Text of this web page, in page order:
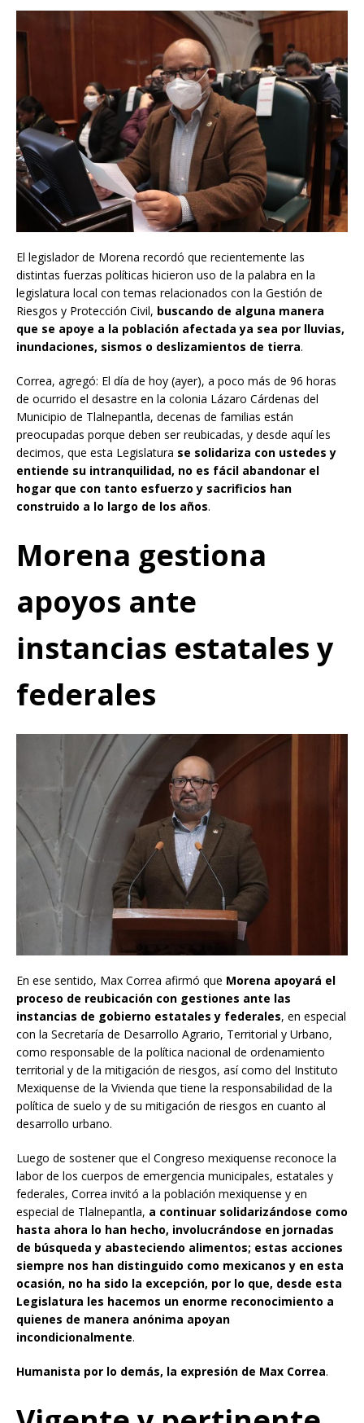
El legislador de Morena recordó que recientemente las
distintas fuerzas políticas hicieron uso de la palabra en la
legislatura local con temas relacionados con la Gestión de
Riesgos y Protección Civil, buscando de alguna manera
que se apoye a la población afectada ya sea por lluvias,
inundaciones, sismos o deslizamientos de tierra.
Correa, agregó: El día de hoy (ayer), a poco más de 96 horas
de ocurrido el desastre en la colonia Lázaro Cárdenas del
Municipio de Tlalnepantla, decenas de familias están
preocupadas porque deben ser reubicadas, y desde aquí les
decimos, que esta Legislatura se solidariza con ustedes y
entiende su intranquilidad, no es fácil abandonar el
hogar que con tanto esfuerzo y sacrificios han
construido a lo largo de los años.
Morena gestiona
apoyos ante
instancias estatales y
federales
En ese sentido, Max Correa afirmó que Morena apoyará el
proceso de reubicación con gestiones ante las
instancias de gobierno estatales y federales, en especial
con la Secretaría de Desarrollo Agrario, Territorial y Urbano,
como responsable de la política nacional de ordenamiento
territorial y de la mitigación de riesgos, así como del Instituto
Mexiquense de la Vivienda que tiene la responsabilidad de la
política de suelo y de su mitigación de riesgos en cuanto al
desarrollo urbano.
Luego de sostener que el Congreso mexiquense reconoce la
labor de los cuerpos de emergencia municipales, estatales y
federales, Correa invitó a la población mexiquense y en
especial de Tlalnepantla, a continuar solidarizándose como
hasta ahora lo han hecho, involucrándose en jornadas
de búsqueda y abasteciendo alimentos; estas acciones
siempre nos han distinguido como mexicanos y en esta
ocasión, no ha sido la excepción, por lo que, desde esta
Legislatura les hacemos un enorme reconocimiento a
quienes de manera anónima apoyan
incondicionalmente.
Humanista por lo demás, la expresión de Max Correa.